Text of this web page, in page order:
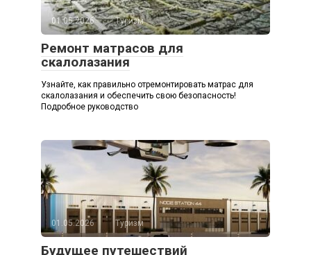
01.05.2026 Туризм
Ремонт матрасов для
скалолазания
Узнайте, как правильно отремонтировать матрас для
скалолазания и обеспечить свою безопасность!
Подробное руководство
01.05.2026 Туризм
Будущее путешествий